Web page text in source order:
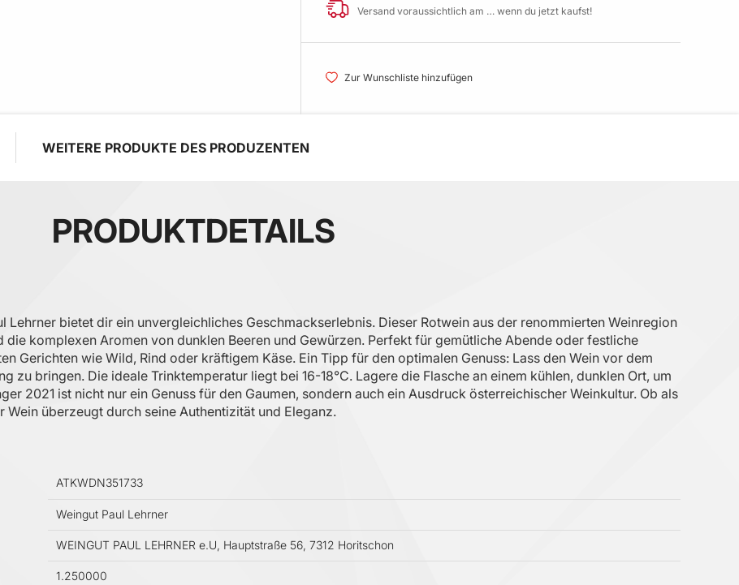
Versand voraussichtlich am … wenn du jetzt kaufst!
Zur Wunschliste hinzufügen
WEITERE PRODUKTE DES PRODUZENTEN
PRODUKTDETAILS
Lehrner bietet dir ein unvergleichliches Geschmackserlebnis. Dieser Rotwein aus der renommierten Weinregion
komplexen Aromen von dunklen Beeren und Gewürzen. Perfekt für gemütliche Abende oder festliche
Gerichten wie Wild, Rind oder kräftigem Käse. Ein Tipp für den optimalen Genuss: Lass den Wein vor dem
zu bringen. Die ideale Trinktemperatur liegt bei 16-18°C. Lagere die Flasche an einem kühlen, dunklen Ort, um
2021 ist nicht nur ein Genuss für den Gaumen, sondern auch ein Ausdruck österreichischer Weinkultur. Ob als
überzeugt durch seine Authentizität und Eleganz.
ATKWDN351733
Weingut Paul Lehrner
WEINGUT PAUL LEHRNER e.U, Hauptstraße 56, 7312 Horitschon
1.250000